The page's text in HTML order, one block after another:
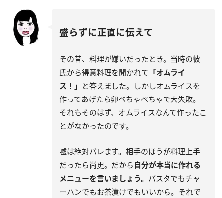
盛らずに正直に伝えて
その昔、料理が嫌いだったとき。当時の彼
氏から得意料理を聞かれて 「オムライ
ス！」 と答えました。しかしオムライスを
作ってあげたら卵べちゃべちゃで大失敗。
それもそのはず、オムライスなんて作ったこ
とがなかったのです。
嘘は絶対バレます。相手のほうが料理上手
だったら尚更。だから 自分が本当に作れる
メニューを言いましょう。 パスタでもチャ
ーハンでもお茶漬けでもいいから。それで